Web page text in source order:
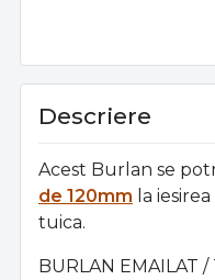
Descriere
Acest Burlan se
de 120mm la
tuica.
BURLAN EMAILAT /